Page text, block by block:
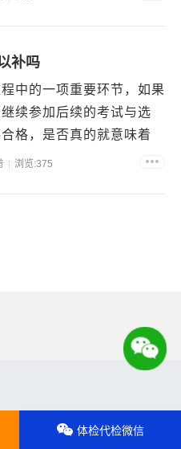
补吗
中的一项重要环节，如果
续参加后续的考试与选
格，是否真的就意味着
是。不合格原因分析公务
浏览:375
体检代检微信